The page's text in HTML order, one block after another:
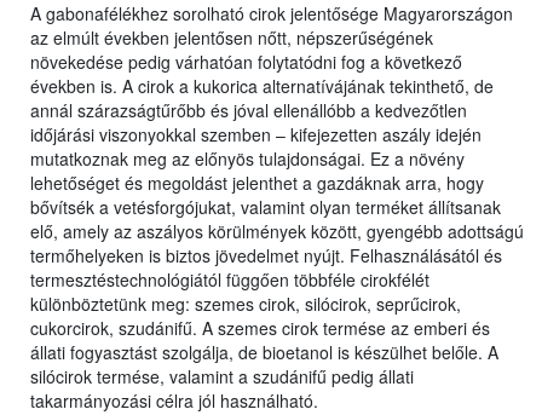
A gabonafélékhez sorolható cirok jelentősége Magyarországon
az elmúlt években jelentősen nőtt, népszerűségének
növekedése pedig várhatóan folytatódni fog a következő
években is. A cirok a kukorica alternatívájának tekinthető, de
annál szárazságtűrőbb és jóval ellenállóbb a kedvezőtlen
időjárási viszonyokkal szemben – kifejezetten aszály idején
mutatkoznak meg az előnyös tulajdonságai. Ez a növény
lehetőséget és megoldást jelenthet a gazdáknak arra, hogy
bővítsék a vetésforgójukat, valamint olyan terméket állítsanak
elő, amely az aszályos körülmények között, gyengébb adottságú
termőhelyeken is biztos jövedelmet nyújt. Felhasználásától és
termesztéstechnológiától függően többféle cirokfélét
különböztetünk meg: szemes cirok, silócirok, seprűcirok,
cukorcirok, szudánifű. A szemes cirok termése az emberi és
állati fogyasztást szolgálja, de bioetanol is készülhet belőle. A
silócirok termése, valamint a szudánifű pedig állati
takarmányozási célra jól használható.